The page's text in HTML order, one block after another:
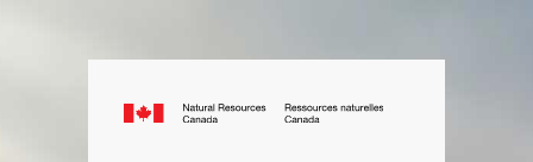
Canada.ca
/